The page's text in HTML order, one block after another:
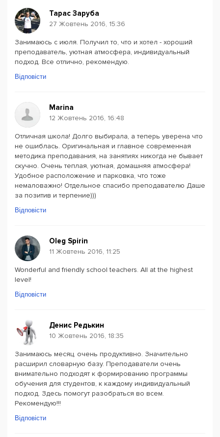
Тарас Заруба
27 Жовтень 2016, 15:36
Занимаюсь с июля. Получил то, что и хотел - хороший
преподаватель, уютная атмосфера, индивидуальный
подход. Все отлично, рекомендую.
Відповісти
Marina
12 Жовтень 2016, 16:48
Отличная школа! Долго выбирала, а теперь уверена что
не ошиблась. Оригинальная и главное современная
методика преподавания, на занятиях никогда не бывает
скучно. Очень теплая, уютная, домашняя атмосфера!
Удобное расположение и парковка, что тоже
немаловажно! Отдельное спасибо преподавателю Даше
за позитив и терпение)))
Відповісти
Oleg Spirin
11 Жовтень 2016, 11:25
Wonderful and friendly school teachers. All at the highest
level!
Відповісти
Денис Редькин
10 Жовтень 2016, 18:35
Занимаюсь месяц, очень продуктивно. Значительно
расширил словарную базу. Преподаватели очень
внимательно подходят к формированию программы
обучения для студентов, к каждому индивидуальный
подход. Здесь помогут разобраться во всем.
Рекомендую!!!
Відповісти